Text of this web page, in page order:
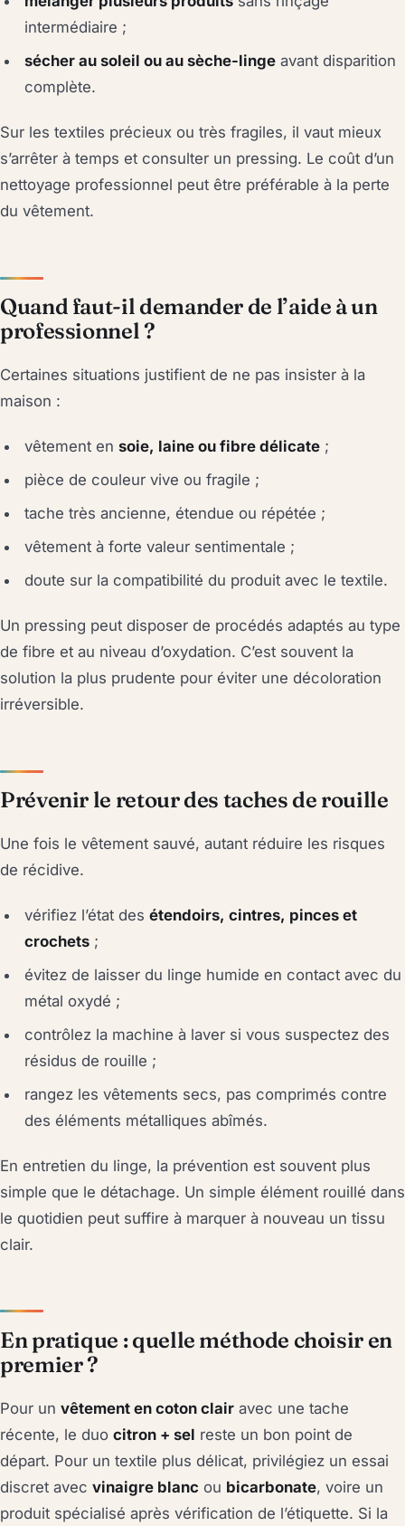
intermédiaire ;
sécher au soleil ou au sèche-linge avant disparition
complète.
Sur les textiles précieux ou très fragiles, il vaut mieux
s’arrêter à temps et consulter un pressing. Le coût d’un
nettoyage professionnel peut être préférable à la perte
du vêtement.
Quand faut-il demander de l’aide à un
professionnel ?
Certaines situations justifient de ne pas insister à la
maison :
vêtement ensoie, laine ou fibre délicate ;
pièce de couleur vive ou fragile ;
tache très ancienne, étendue ou répétée ;
vêtement à forte valeur sentimentale ;
doute sur la compatibilité du produit avec le textile.
Un pressing peut disposer de procédés adaptés au type
de fibre et au niveau d’oxydation. C’est souvent la
solution la plus prudente pour éviter une décoloration
irréversible.
Prévenir le retour des taches de rouille
Une fois le vêtement sauvé, autant réduire les risques
de récidive.
vérifiez l’état desétendoirs, cintres, pinces et
crochets ;
évitez de laisser du linge humide en contact avec du
métal oxydé ;
contrôlez la machine à laver si vous suspectez des
résidus de rouille ;
rangez les vêtements secs, pas comprimés contre
des éléments métalliques abîmés.
En entretien du linge, la prévention est souvent plus
simple que le détachage. Un simple élément rouillé dans
le quotidien peut suffire à marquer à nouveau un tissu
clair.
En pratique : quelle méthode choisir en
premier ?
Pour un vêtement en coton clair avec une tache
récente, le duo citron + sel reste un bon point de
départ. Pour un textile plus délicat, privilégiez un essai
discret avec vinaigre blanc ou bicarbonate, voire un
produit spécialisé après vérification de l’étiquette. Si la